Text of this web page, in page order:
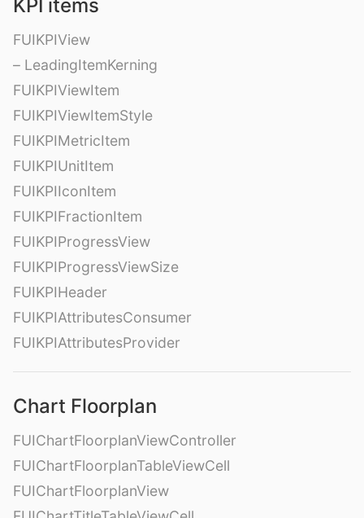
KPI items
FUIKPIView
– LeadingItemKerning
FUIKPIViewItem
FUIKPIViewItemStyle
FUIKPIMetricItem
FUIKPIUnitItem
FUIKPIIconItem
FUIKPIFractionItem
FUIKPIProgressView
FUIKPIProgressViewSize
FUIKPIHeader
FUIKPIAttributesConsumer
FUIKPIAttributesProvider
Chart Floorplan
FUIChartFloorplanViewController
FUIChartFloorplanTableViewCell
FUIChartFloorplanView